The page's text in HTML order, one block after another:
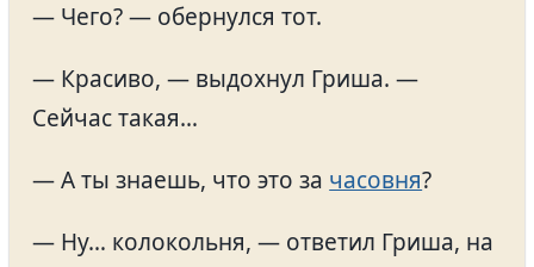
— Чего? — обернулся тот.
— Красиво, — выдохнул Гриша. —
Сейчас такая…
— А ты знаешь, что это за часовня?
— Ну… колокольня, — ответил Гриша, на